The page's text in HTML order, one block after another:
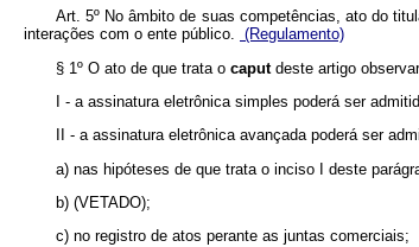
Art. 5º No âmbito de suas competências, ato do
interações com o ente público. (Regulamento)
§ 1º O ato de que trata o caput deste artigo
I - a assinatura eletrônica simples poderá ser
II - a assinatura eletrônica avançada poderá ser
a) nas hipóteses de que trata o inciso I deste
b) (VETADO);
c) no registro de atos perante as juntas comerciais;